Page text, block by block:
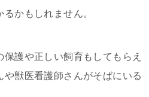
かもしれません。
護や正しい飼育もしてもらえ
や獣医看護師さんがそばにいる